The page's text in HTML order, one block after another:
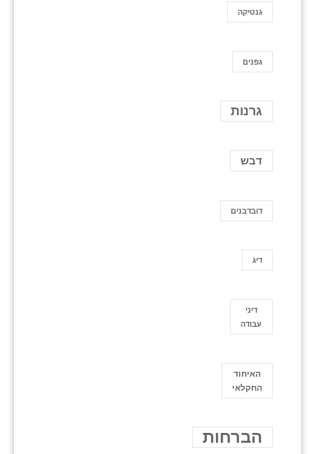
גנטיקה
גפנים
גרנות
דבש
דובדבנים
דיג
דיני
עבודה
האיחוד
החקלאי
הברחות